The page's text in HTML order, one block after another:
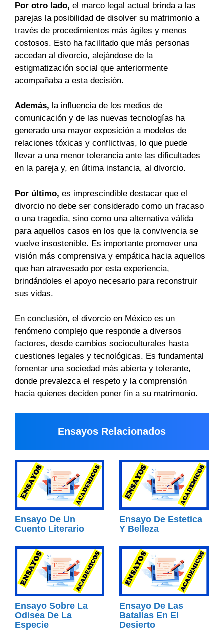
Por otro lado, el marco legal actual brinda a las
parejas la posibilidad de disolver su matrimonio a
través de procedimientos más ágiles y menos
costosos. Esto ha facilitado que más personas
accedan al divorcio, alejándose de la
estigmatización social que anteriormente
acompañaba a esta decisión.
Además, la influencia de los medios de
comunicación y de las nuevas tecnologías ha
generado una mayor exposición a modelos de
relaciones tóxicas y conflictivas, lo que puede
llevar a una menor tolerancia ante las dificultades
en la pareja y, en última instancia, al divorcio.
Por último, es imprescindible destacar que el
divorcio no debe ser considerado como un fracaso
o una tragedia, sino como una alternativa válida
para aquellos casos en los que la convivencia se
vuelve insostenible. Es importante promover una
visión más comprensiva y empática hacia aquellos
que han atravesado por esta experiencia,
brindándoles el apoyo necesario para reconstruir
sus vidas.
En conclusión, el divorcio en México es un
fenómeno complejo que responde a diversos
factores, desde cambios socioculturales hasta
cuestiones legales y tecnológicas. Es fundamental
fomentar una sociedad más abierta y tolerante,
donde prevalezca el respeto y la comprensión
hacia quienes deciden poner fin a su matrimonio.
Ensayos Relacionados
Ensayo De Un
Cuento Literario
Ensayo De Estetica
Y Belleza
Ensayo Sobre La
Odisea De La
Especie
Ensayo De Las
Batallas En El
Desierto